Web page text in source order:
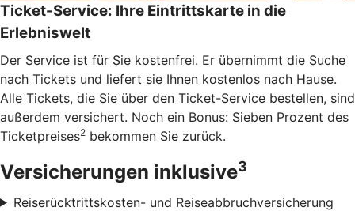
Ticket-Service: Ihre Eintrittskarte in die
Erlebniswelt
Der Service ist für Sie kostenfrei. Er übernimmt die Suche
nach Tickets und liefert sie Ihnen kostenlos nach Hause.
Alle Tickets, die Sie über den Ticket-Service bestellen, sind
außerdem versichert. Noch ein Bonus: Sieben Prozent des
Ticketpreises2 bekommen Sie zurück.
Versicherungen inklusive3
Reiserücktrittskosten- und Reiseabbruchversicherung